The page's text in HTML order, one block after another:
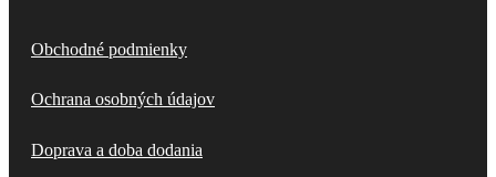
Obchodné podmienky
Ochrana osobných údajov
Doprava a doba dodania